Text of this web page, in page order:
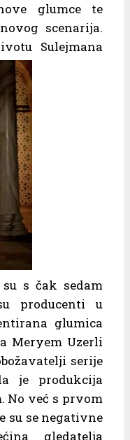
glumce te
scenarija.
Sulejmana
s čak sedam
producenti u
glumica
Meryem Uzerli
serije
je produkcija
No već s prvom
su se negativne
gledatelja